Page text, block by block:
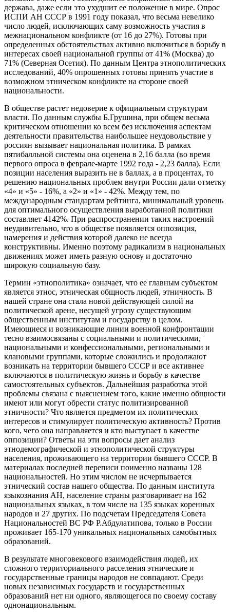
держава, даже если это ухудшит ее положение в мире. Опрос
ИСПИ АН СССР в 1991 году показал, что весьма невелико
число людей, исключающих саму возможность участия в
межнациональном конфликте (от 16 до 27%). Готовы при
определенных обстоятельствах активно включиться в борьбу в
интересах своей национальной группы от 41% (Москва) до
71% (Северная Осетия). По данным Центра этнополитических
исследований, 40% опрошенных готовы принять участие в
возможном этническом конфликте на стороне своей
национальности.
В обществе растет недоверие к официальным структурам
власти. По данным службы Б.Грушина, при общем весьма
критическом отношении ко всем без исключения аспектам
деятельности правительства наибольшее неудовольствие у
россиян вызывает национальная политика. В рамках
пятибалльной системы она оценена в 2,16 балла (во время
первого опроса в феврале-марте 1992 года - 2,23 балла). Если
позиции населения выразить не в баллах, а в процентах, то
решению национальных проблем внутри России дали отметку
«4» и «5» - 16%, а «2» и «1» - 42%. Между тем, по
международным стандартам рейтинга, минимальный уровень
для оптимального осуществления выработанной политики
составляет 4142%. При распространении таких настроений
неудивительно, что в обществе появляется оппозиция,
намерения и действия которой далеко не всегда
конструктивны. Именно поэтому радикализм в национальных
движениях может иметь разную основу и достаточно
широкую социальную базу.
Термин «этнополитика» означает, что ее главным субъектом
является этнос, этническая общность людей, этничность. В
нашей стране она стала новой действующей силой на
политической арене, несущей угрозу существующим
общественным институтам и государству в целом.
Имеющиеся и возникающие линии военной конфронтации
тесно взаимосвязаны с социальными и политическими,
национальными и конфессиональными, региональными и
клановыми группами, которые сложились и продолжают
возникать на территории бывшего СССР и все активнее
включаются в политическую жизнь и борьбу в качестве
самостоятельных субъектов. Дальнейшая разработка этой
проблемы связана с выяснением того, какие именно общности
имеют или могут обрести статус политизированной
этничности? Что является предметом их политических
интересов и стимулирует политическую активность? Против
кого, чего она направляется и кто выступает в качестве
оппозиции? Ответы на эти вопросы дает анализ
этнодемографической и этнополитической структуры
населения, проживающего на территории бывшего СССР. В
материалах последней переписи поименно названы 128
национальностей. Но этим числом не исчерпывается
этнический состав нашего общества. По данным института
языкознания АН, население страны разговаривает на 162
национальных языках, в том числе на 135 языках коренных
народов и 27 других. По подсчетам Председателя Совета
Национальностей ВС РФ Р.Абдулатипова, только в России
проживает 165-170 уникальных национальных самобытных
образований.
В результате многовекового взаимодействия людей, их
сложного территориального расселения этнические и
государственные границы народов не совпадают. Среди
новых независимых государств и государственных
образований нет ни одного, являющегося по своему составу
однонациональным.